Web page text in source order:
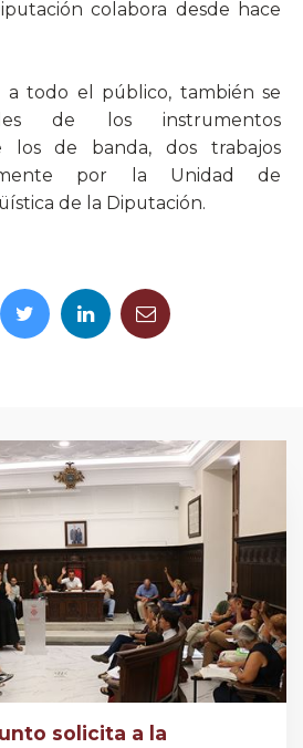
colabora desde hace
a todo el público, también se
de los instrumentos
los de banda, dos trabajos
por la Unidad de
de la Diputación.
solicita a la